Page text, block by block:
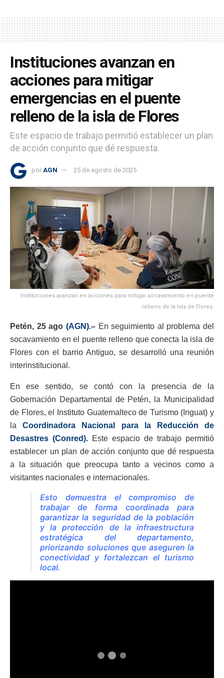
Instituciones avanzan en
acciones para mitigar
emergencias en el puente
relleno de la isla de Flores
Este espacio de trabajo permitió establecer un plan
de acción conjunto que dé respuesta.
por AGN 25 de agosto de 2025
Instituciones avanzan en acciones para mitigar socavamiento en puente
relleno de la Isla de Flores.
Petén, 25 ago (AGN).–En seguimiento al problema del
socavamiento en el puente relleno que conecta la isla de
Flores con el barrio Antiguo, se desarrolló una reunión
interinstitucional.
En ese sentido, se contó con la presencia de la
Gobernación Departamental de Petén, la Municipalidad
de Flores, el Instituto Guatemalteco de Turismo (Inguat) y
laCoordinadora Nacional para la Reducción de
Desastres (Conred). Este espacio de trabajo permitió
establecer un plan de acción conjunto que dé respuesta
a la situación que preocupa tanto a vecinos como a
visitantes nacionales e internacionales.
Esto demuestra el compromiso de
trabajar de forma coordinada para
garantizar la seguridad de la población
y la protección de la infraestructura
estratégica del departamento,
priorizando soluciones que aseguren la
conectividad y fortalezcan el turismo
local.